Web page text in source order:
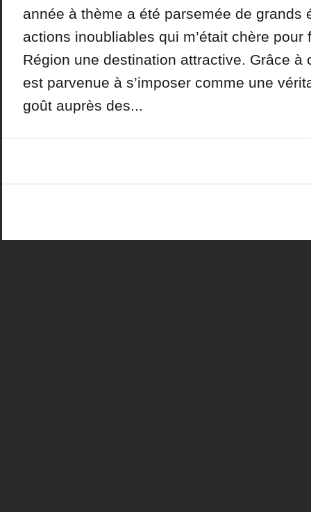
année à thème a été parsemée de grands
actions inoubliables qui m’était chère pour
Région une destination attractive. Grâce à
est parvenue à s’imposer comme une
goût auprès des...